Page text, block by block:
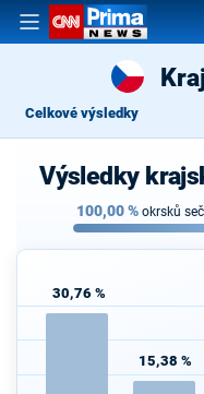
Celkové výsledky
Výsledky
100,00% okrsků
30,76 %
15,38 %